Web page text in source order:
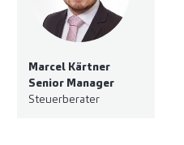
Marcel Kärtner
Senior Manager
Steuerberater